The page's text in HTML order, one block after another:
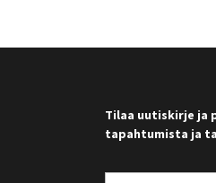
Tilaa uutiskirje ja
tapahtumista ja